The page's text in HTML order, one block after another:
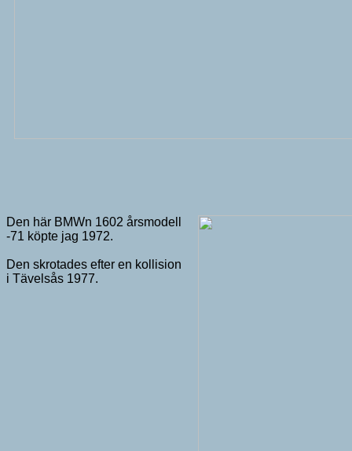
Den här BMWn 1602 årsmodell
-71 köpte jag 1972.
Den skrotades efter en kollision
i Tävelsås 1977.